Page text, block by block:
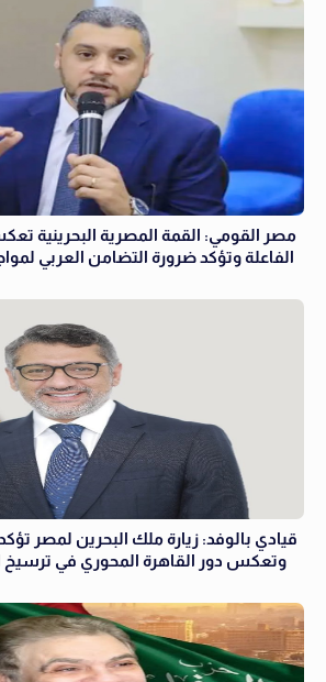
مصر القومي: القمة المصرية البحرينية
الفاعلة وتؤكد ضرورة التضامن العربي
قيادي بالوفد: زيارة ملك البحرين لمصر
وتعكس دور القاهرة المحوري في ترسيخ